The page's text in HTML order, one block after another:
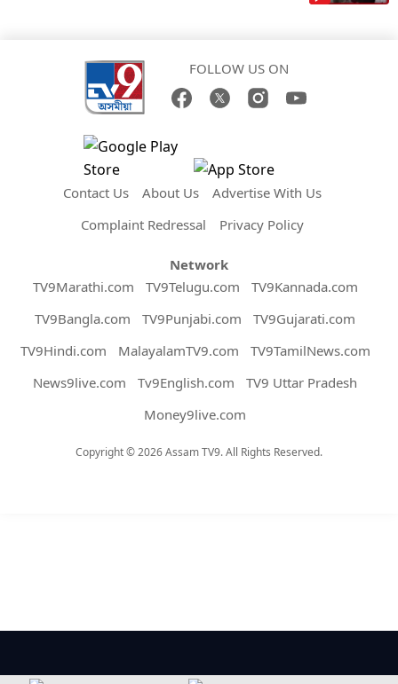
FOLLOW US ON
Contact Us About Us
Advertise With Us
Complaint Redressal
Privacy Policy
Network
TV9Marathi.com
TV9Telugu.com
TV9Kannada.com
TV9Bangla.com
TV9Punjabi.com
TV9Gujarati.com
TV9Hindi.com
MalayalamTV9.com
TV9TamilNews.com
News9live.com
Tv9English.com
TV9 Uttar Pradesh
Money9live.com
Copyright © 2026 Assam TV9. All Rights Reserved.